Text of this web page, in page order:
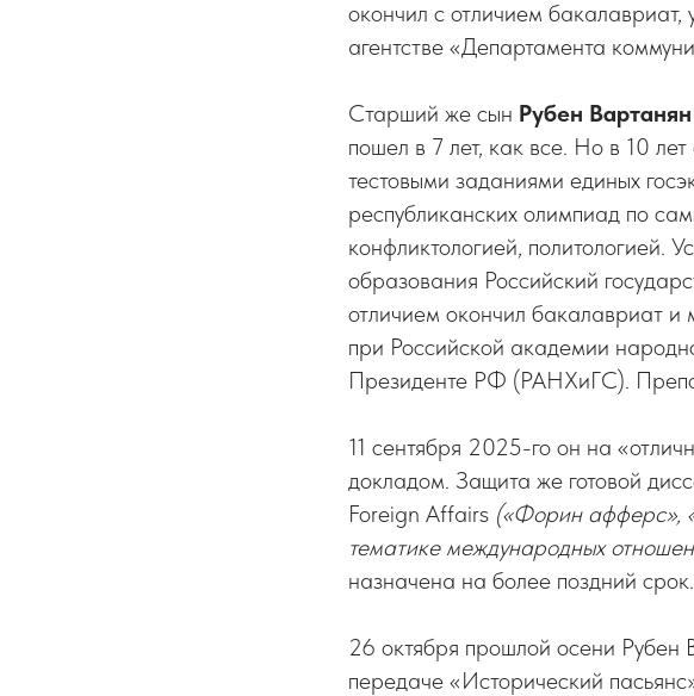
окончил с отличием бакалавриат,
агентстве «Департамента
Старший же сын Рубен Вартанян
пошел в 7 лет, как все. Но в 10
тестовыми заданиями единых
республиканских олимпиад по
конфликтологией, политологией.
образования Российский
отличием окончил бакалавриат и
при Российской академии
Президенте РФ (РАНХиГС).
11 сентября 2025-го он на
докладом. Защита же готовой
Foreign Affairs («Форин афферс»,
тематике международных
назначена на более поздний срок.
26 октября прошлой осени Рубен
передаче «Исторический